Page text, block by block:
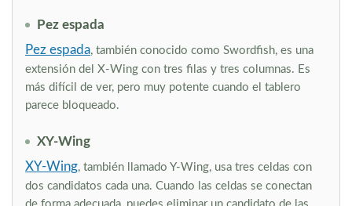
Pez espada
Pez espada, también conocido como Swordfish, es una
extensión del X-Wing con tres filas y tres columnas. Es
más difícil de ver, pero muy potente cuando el tablero
parece bloqueado.
XY-Wing
XY-Wing, también llamado Y-Wing, usa tres celdas con
dos candidatos cada una. Cuando las celdas se conectan